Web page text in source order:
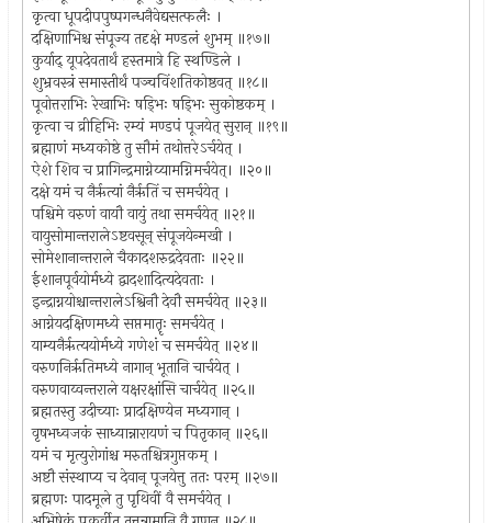
कृत्वा धूपदीपपुष्पगन्धनैवेद्यसत्फलैः ।
दक्षिणाभिश्च संपूज्य तदृक्षे मण्डलं शुभम् ॥१७॥
कुर्याद् यूपदेवतार्थं हस्तमात्रे हि स्थण्डिले ।
शुभ्रवस्त्रं समास्तीर्थं पञ्चविंशतिकोष्ठवत् ॥१८॥
पूवोत्तराभिः रेखाभिः षड्भिः षड्भिः सुकोष्ठकम् ।
कृत्वा च व्रीहिभिः रम्यं मण्डपं पूजयेत् सुरान् ॥१९॥
ब्रह्माणं मध्यकोष्ठे तु सौमं तथोत्तरेऽर्चयेत् ।
ऐशे शिव च प्रागिन्द्रमाग्नेय्यामग्निमर्चयेत्। ॥२०॥
दक्षे यमं च नैर्ऋत्यां नैर्ऋतिं च समर्चयेत् ।
पश्चिमे वरुणं वायौ वायुं तथा समर्चयेत् ॥२१॥
वायुसोमान्तरालेऽष्टवसून् संपूजयेन्मखी ।
सोमेशानान्तराले चैकादशरुद्रदेवताः ॥२२॥
ईशानपूर्वयोर्मध्ये द्वादशादित्यदेवताः ।
इन्द्राग्नयोश्चान्तरालेऽश्विनौ देवौ समर्चयेत् ॥२३॥
आग्नेयदक्षिणमध्ये सप्तमातॄः समर्चयेत् ।
याम्यनैर्ऋत्ययोर्मध्ये गणेशं च समर्चयेत् ॥२४॥
वरुणनिर्ऋतिमध्ये नागान् भूतानि चार्चयेत् ।
वरुणवाय्वन्तराले यक्षरक्षांसि चार्चयेत् ॥२५॥
ब्रह्मतस्तु उदीच्याः प्रादक्षिण्येन मध्यगान् ।
वृषभध्वजकं साध्यान्नारायणं च पितृकान् ॥२६॥
यमं च मृत्युरोगांश्च मरुतश्चित्रगुप्तकम् ।
अष्टौ संस्थाप्य च देवान् पूजयेत्तु ततः परम् ॥२७॥
ब्रह्मणः पादमूले तु पृथिवीं वै समर्चयेत् ।